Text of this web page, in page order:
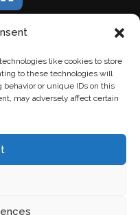
like cookies to store
to these technologies will
behavior or unique IDs on this
may adversely affect certain
Chuck's